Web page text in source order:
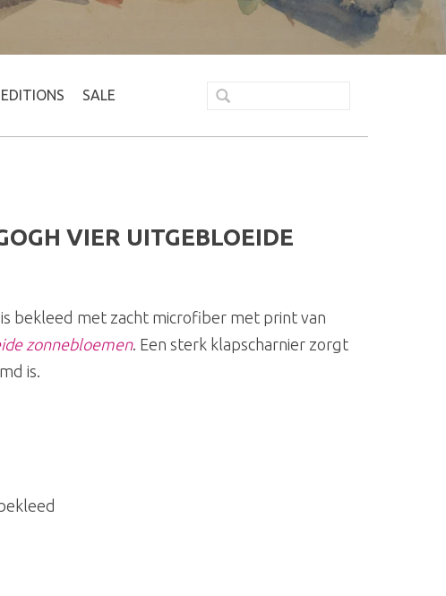
SALE
VIER UITGEBLOEIDE
bekleed met zacht microfiber met print van
zonnebloemen. Een sterk klapscharnier zorgt
is.